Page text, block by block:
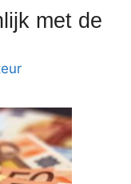
met de